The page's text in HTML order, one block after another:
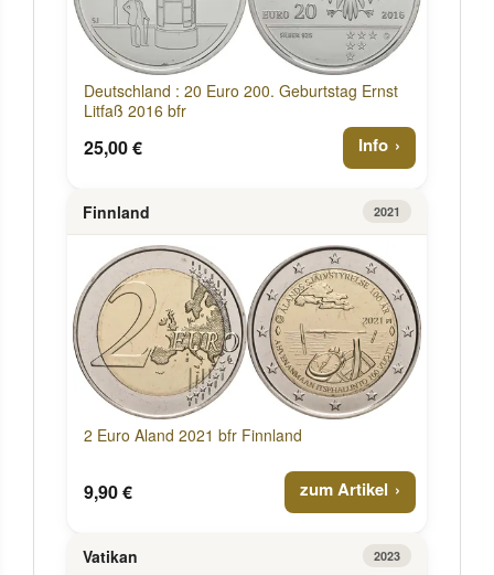
Deutschland : 20 Euro 200. Geburtstag Ernst
Litfaß 2016 bfr
25,00 € Info
Finnland 2021
2 Euro Aland 2021 bfr Finnland
9,90 € zum Artikel
Vatikan 2023